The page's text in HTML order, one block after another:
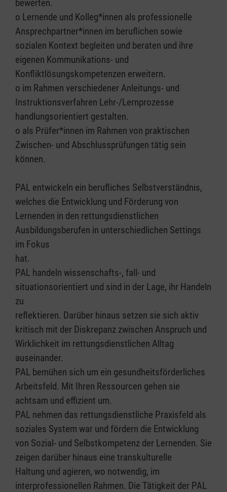
bewerten.
o Lernende und Kolleg*innen als professionelle
Ansprechpartner*innen im beruflichen sowie
sozialen Kontext begleiten und beraten und ihre
eigenen Kommunikations- und
Konfliktlösungskompetenzen erweitern.
o im Rahmen verschiedener Anleitungs- und
Instruktionsverfahren Lehr-/Lernprozesse
handlungsorientiert gestalten.
o als Prüfer*innen im Rahmen von praktischen
Zwischen- und Abschlussprüfungen tätig sein
können.
PAL entwickeln ein berufliches Selbstverständnis,
welches die Entwicklung und Förderung von
Lernenden in den rettungsdienstlichen
Ausbildungsberufen in unterschiedlichen Settings
im Fokus
hat.
PAL handeln wissenschafts-, fall- und
situationsorientiert und sind in der Lage, ihr Handeln
zu
reflektieren. Darüber hinaus setzen sie sich aktiv
kritisch mit der Diskrepanz zwischen Anspruch und
Wirklichkeit im rettungsdienstlichen Alltag
auseinander.
PAL bemühen sich um ein gesundheitsförderliches
Arbeitsfeld. Mit Ihren Ressourcen gehen sie
achtsam und effizient um.
PAL nehmen das rettungsdienstliche Praxisfeld als
soziales System war und fördern die Entwicklung
von Sozial- und Selbstkompetenz der Lernenden. Sie
zeigen darüber hinaus eine transkulturelle
Haltung und agieren, wo notwendig, im
interprofessionellen Rahmen. Die Tätigkeit der PAL